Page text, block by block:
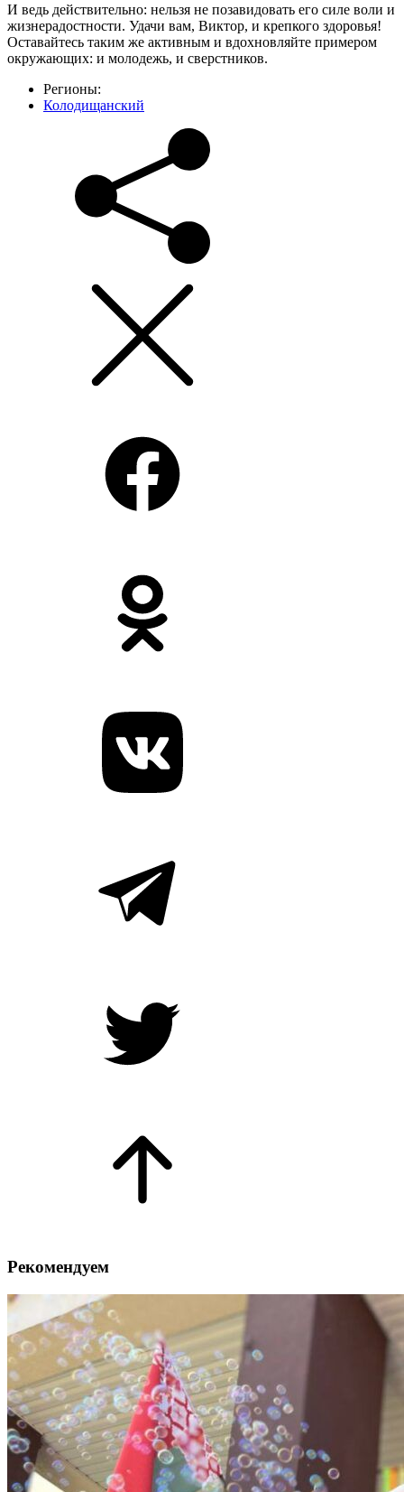
И ведь действительно: нельзя не позавидовать его силе воли и
жизнерадостности. Удачи вам, Виктор, и крепкого здоровья!
Оставайтесь таким же активным и вдохновляйте примером
окружающих: и молодежь, и сверстников.
Регионы:
Колодищанский
Рекомендуем